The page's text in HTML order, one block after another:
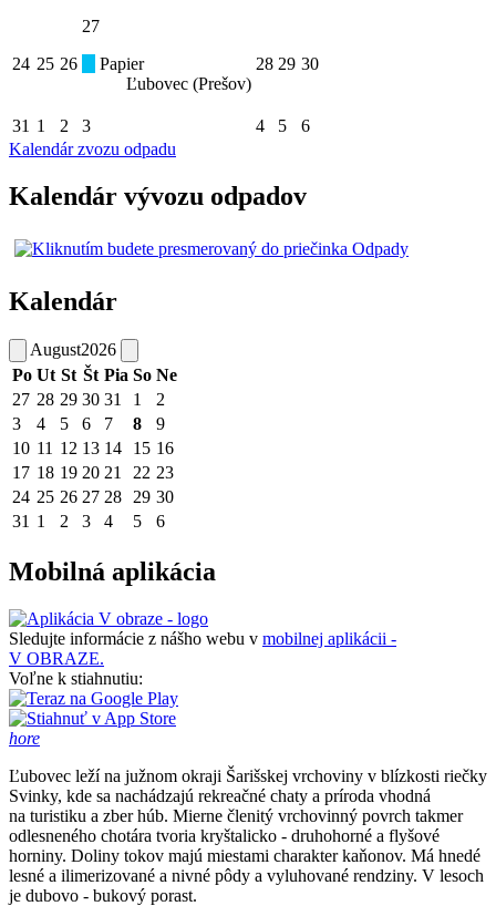
24 25 26
27
Papier
Ľubovec (Prešov)
28 29 30
31 1 2 3 4 5
6
Kalendár zvozu odpadu
Kalendár vývozu odpadov
Kalendár
August2026
Po Ut St Št Pia So Ne
27 28 29 30 31 1
2
3
4 5 6 7 8
9
10 11 12 13 14 15 16
17 18 19 20 21 22 23
24 25 26 27 28 29 30
31 1 2 3 4 5 6
Mobilná aplikácia
Sledujte informácie z nášho webu v mobilnej aplikácii -
V OBRAZE.
Voľne k stiahnutiu:
hore
Ľubovec leží na južnom okraji Šarišskej vrchoviny v blízkosti riečky
Svinky, kde sa nachádzajú rekreačné chaty a príroda vhodná
na turistiku a zber húb. Mierne členitý vrchovinný povrch takmer
odlesneného chotára tvoria kryštalicko - druhohorné a flyšové
horniny. Doliny tokov majú miestami charakter kaňonov. Má hnedé
lesné a ilimerizované a nivné pôdy a vyluhované rendziny. V lesoch
je dubovo - bukový porast.